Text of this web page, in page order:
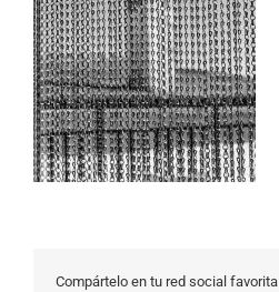
Compártelo en tu red social favorita